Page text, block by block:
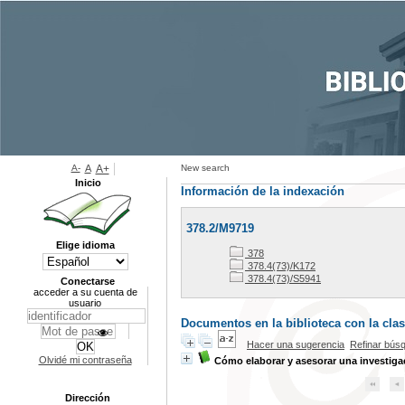
New search
Información de la indexación
378.2/M9719
378
378.4(73)/K172
378.4(73)/S5941
Documentos en la biblioteca con la
Hacer una sugerencia Refinar
Cómo elaborar y asesorar una
A- A A+
Inicio
Elige idioma
Conectarse
acceder a su cuenta de
usuario
Olvidé mi contraseña
Dirección